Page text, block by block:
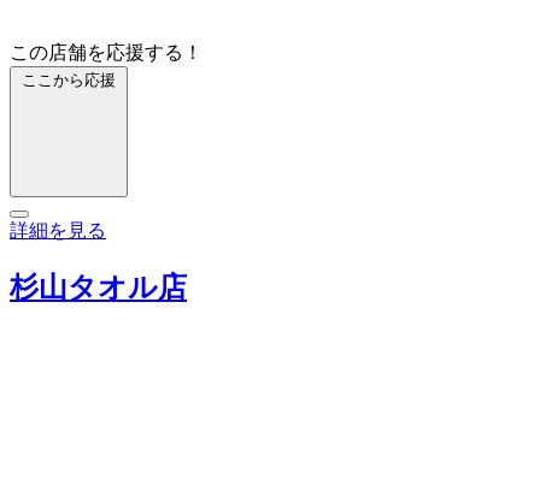
この店舗を応援する！
ここから応援
詳細を見る
杉山タオル店